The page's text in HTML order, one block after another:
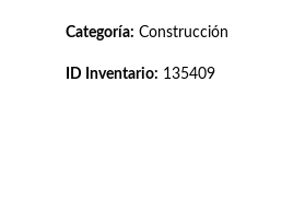
Categoría: Construcción
ID Inventario: 135409